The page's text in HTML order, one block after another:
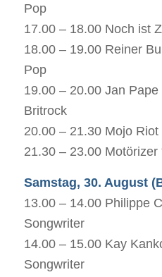
Pop
17.00 – 18.00 Noch ist
18.00 – 19.00 Reiner
Pop
19.00 – 20.00 Jan
Britrock
20.00 – 21.30 Mojo Riot
21.30 – 23.00 Motörizer
Samstag, 30. August
13.00 – 14.00 Philippe
Songwriter
14.00 – 15.00 Kay
Songwriter